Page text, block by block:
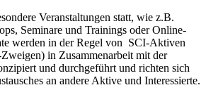
Veranstaltungen statt, wie z.B.
Seminare und Trainings oder Online-
werden in der Regel von SCI-Aktiven
in Zusammenarbeit mit der
und durchgeführt und richten sich
an andere Aktive und Interessierte.